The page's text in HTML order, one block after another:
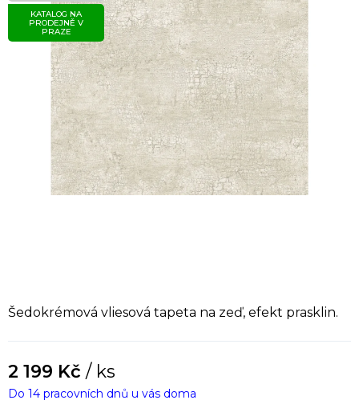
Šedokrémová vliesová tapeta na zeď, efekt prasklin.
2 199 Kč / ks
Do 14 pracovních dnů u vás doma
KATALOG NA
PRODEJNĚ V
PRAZE